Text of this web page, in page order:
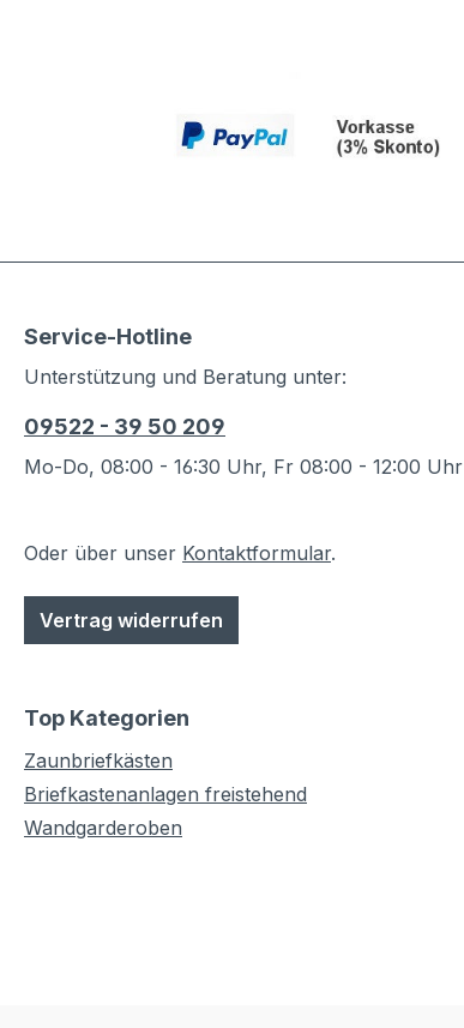
Service-Hotline
Unterstützung und Beratung unter:
09522 - 39 50 209
Mo-Do, 08:00 - 16:30 Uhr, Fr 08:00 - 12:00 Uhr
Oder über unser Kontaktformular.
Vertrag widerrufen
Top Kategorien
Zaunbriefkästen
Briefkastenanlagen freistehend
Wandgarderoben